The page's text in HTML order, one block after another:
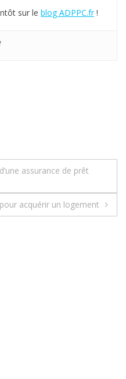
sur le blog ADPPC.fr!
assurance de prêt
acquérir un logement